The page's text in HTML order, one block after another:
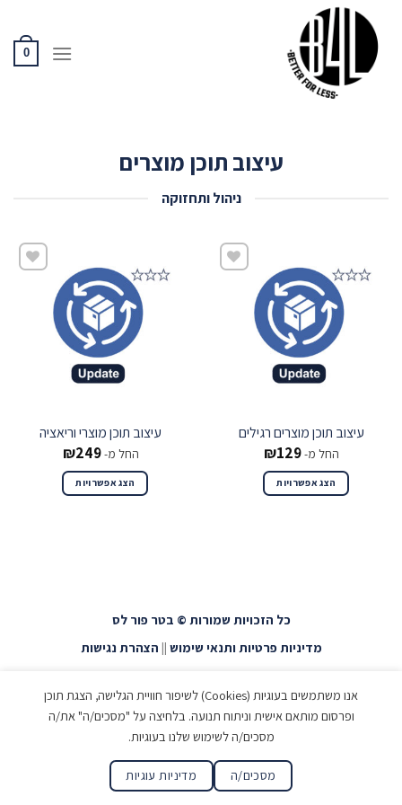
content
0
עיצוב תוכן מוצרים
ניהול ותחזוקה
עיצוב תוכן מוצרים רגילים
החל מ- ₪129
הצג אפשרויות
עיצוב תוכן מוצרי וריאציה
החל מ- ₪249
הצג אפשרויות
כל הזכויות שמורות © בטר פור לס
מדיניות פרטיות ותנאי שימוש || הצהרת נגישות
אנו משתמשים בעוגיות (Cookies) לשיפור חוויית הגלישה, הצגת תוכן
ופרסום מותאם אישית וניתוח תנועה. בלחיצה על "מסכים/ה" את/ה
מסכים/ה לשימוש שלנו בעוגיות.
מדיניות עוגיות מסכים/ה